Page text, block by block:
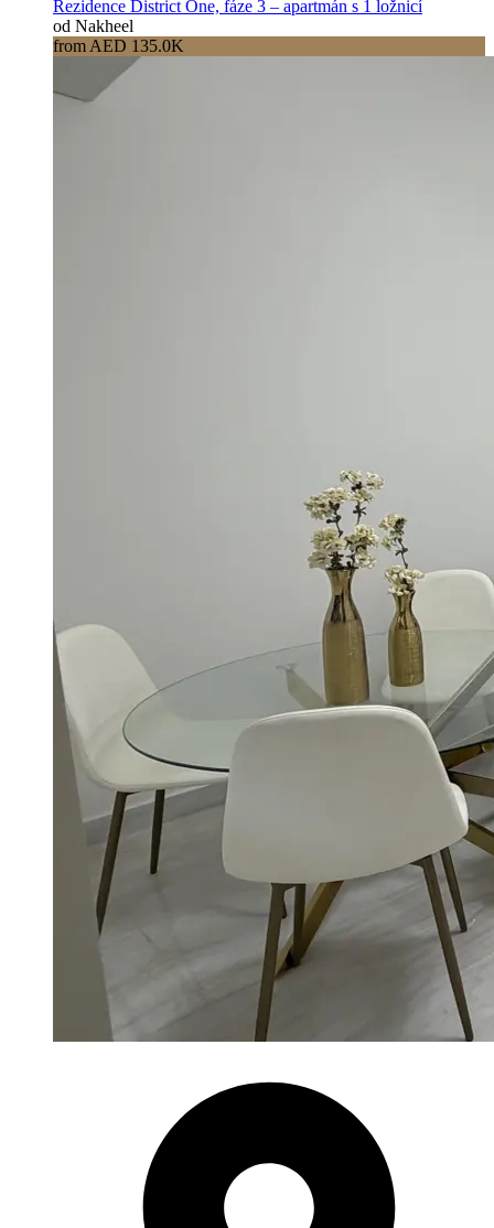
Rezidence District One, fáze 3 – apartmán s 1 ložnicí
od Nakheel
from AED 135.0K